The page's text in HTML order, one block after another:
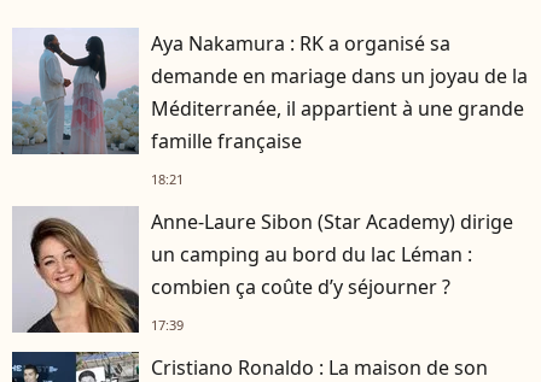
Aya Nakamura : RK a organisé sa
demande en mariage dans un joyau de la
Méditerranée, il appartient à une grande
famille française
18:21
Anne-Laure Sibon (Star Academy) dirige
un camping au bord du lac Léman :
combien ça coûte d’y séjourner ?
17:39
Cristiano Ronaldo : La maison de son